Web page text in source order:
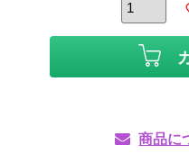
商品に